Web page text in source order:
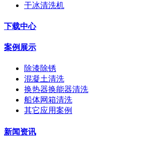
干冰清洗机
下载中心
案例展示
除漆除锈
混凝土清洗
换热器换能器清洗
船体网箱清洗
其它应用案例
新闻资讯